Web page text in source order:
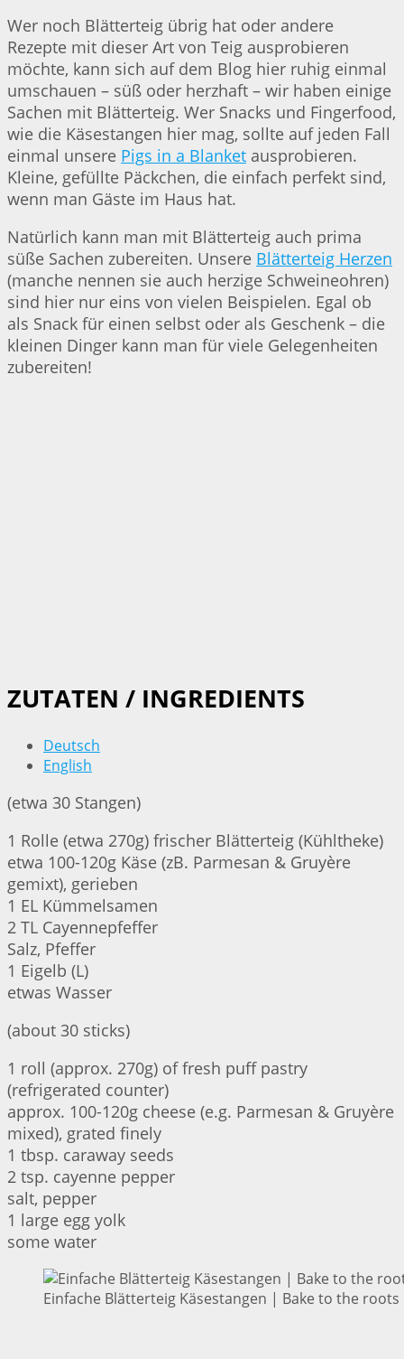
Wer noch Blätterteig übrig hat oder andere
Rezepte mit dieser Art von Teig ausprobieren
möchte, kann sich auf dem Blog hier ruhig einmal
umschauen – süß oder herzhaft – wir haben einige
Sachen mit Blätterteig. Wer Snacks und Fingerfood,
wie die Käsestangen hier mag, sollte auf jeden Fall
einmal unsere Pigs in a Blanket ausprobieren.
Kleine, gefüllte Päckchen, die einfach perfekt sind,
wenn man Gäste im Haus hat.
Natürlich kann man mit Blätterteig auch prima
süße Sachen zubereiten. Unsere Blätterteig Herzen
(manche nennen sie auch herzige Schweineohren)
sind hier nur eins von vielen Beispielen. Egal ob
als Snack für einen selbst oder als Geschenk – die
kleinen Dinger kann man für viele Gelegenheiten
zubereiten!
ZUTATEN / INGREDIENTS
Deutsch
English
(etwa 30 Stangen)
1 Rolle (etwa 270g) frischer Blätterteig (Kühltheke)
etwa 100-120g Käse (zB. Parmesan & Gruyère
gemixt), gerieben
1 EL Kümmelsamen
2 TL Cayennepfeffer
Salz, Pfeffer
1 Eigelb (L)
etwas Wasser
(about 30 sticks)
1 roll (approx. 270g) of fresh puff pastry
(refrigerated counter)
approx. 100-120g cheese (e.g. Parmesan & Gruyère
mixed), grated finely
1 tbsp. caraway seeds
2 tsp. cayenne pepper
salt, pepper
1 large egg yolk
some water
Einfache Blätterteig Käsestangen | Bake to the roots